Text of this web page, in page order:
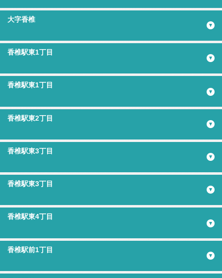
大字香椎
香椎駅東1丁目
香椎駅東1丁目
香椎駅東2丁目
香椎駅東3丁目
香椎駅東3丁目
香椎駅東4丁目
香椎駅前1丁目